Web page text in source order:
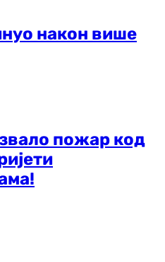
након више
пожар код